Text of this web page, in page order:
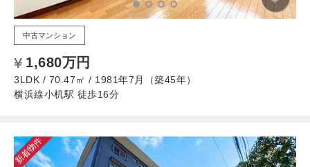
中古マンション
1,680万円
3LDK / 70.47㎡ / 1981年7月（築45年）
横浜線小机駅 徒歩16分
新着物件